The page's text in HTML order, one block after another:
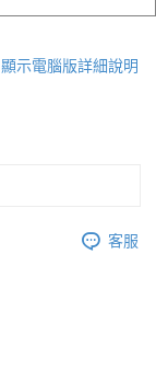
顯示電腦版詳細說明
客服